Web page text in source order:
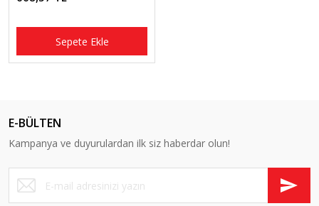
Sepete Ekle
E-BÜLTEN
Kampanya ve duyurulardan ilk siz haberdar olun!